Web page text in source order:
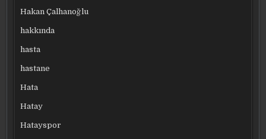
Hakan Çalhanoğlu
hakkında
hasta
hastane
Hata
Hatay
Hatayspor